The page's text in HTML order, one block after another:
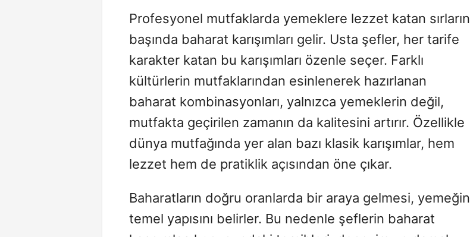
Profesyonel mutfaklarda yemeklere lezzet katan sırların
başında baharat karışımları gelir. Usta şefler, her tarife
karakter katan bu karışımları özenle seçer. Farklı
kültürlerin mutfaklarından esinlenerek hazırlanan
baharat kombinasyonları, yalnızca yemeklerin değil,
mutfakta geçirilen zamanın da kalitesini artırır. Özellikle
dünya mutfağında yer alan bazı klasik karışımlar, hem
lezzet hem de pratiklik açısından öne çıkar.
Baharatların doğru oranlarda bir araya gelmesi, yemeğin
temel yapısını belirler. Bu nedenle şeflerin baharat